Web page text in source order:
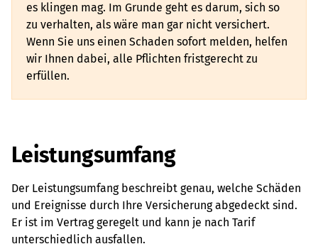
es klingen mag. Im Grunde geht es darum, sich so
zu verhalten, als wäre man gar nicht versichert.
Wenn Sie uns einen Schaden sofort melden, helfen
wir Ihnen dabei, alle Pflichten fristgerecht zu
erfüllen.
Leistungsumfang
Der Leistungsumfang beschreibt genau, welche Schäden
und Ereignisse durch Ihre Versicherung abgedeckt sind.
Er ist im Vertrag geregelt und kann je nach Tarif
unterschiedlich ausfallen.